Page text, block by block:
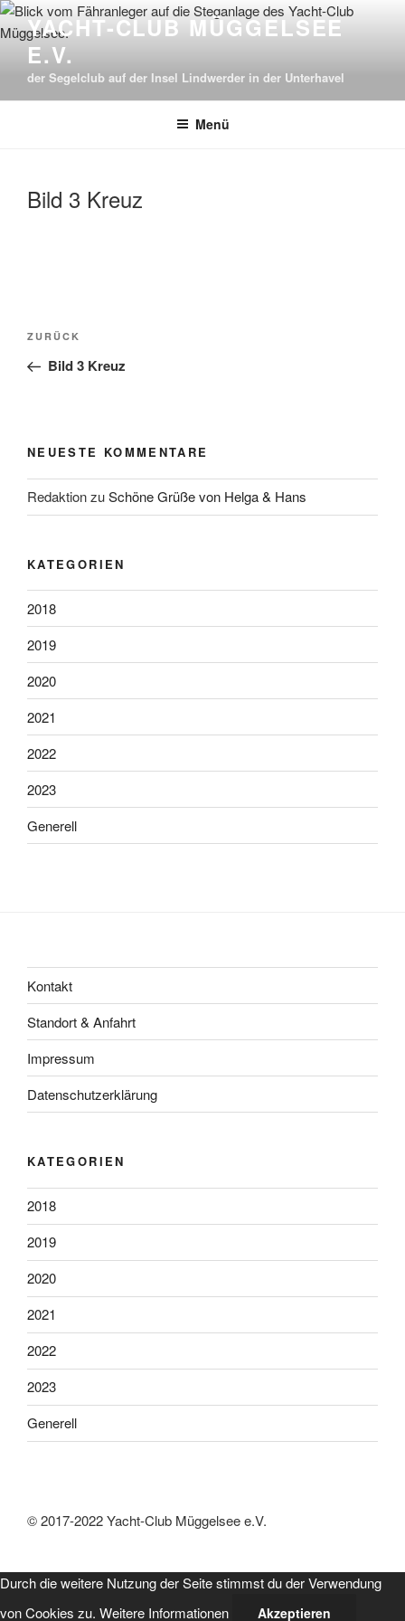
Zum
Inhalt
springen
YACHT-CLUB MÜGGELSEE
E.V.
der Segelclub auf der Insel Lindwerder in der Unterhavel
Menü
Bild 3 Kreuz
Beitragsnavigation
Vorheriger
Beitrag
ZURÜCK
Bild 3 Kreuz
NEUESTE KOMMENTARE
RedaktionzuSchöne Grüße von Helga & Hans
KATEGORIEN
2018
2019
2020
2021
2022
2023
Generell
Kontakt
Standort & Anfahrt
Impressum
Datenschutzerklärung
KATEGORIEN
2018
2019
2020
2021
2022
2023
Generell
© 2017-2022 Yacht-Club Müggelsee e.V.
Durch die weitere Nutzung der Seite stimmst du der Verwendung
von Cookies zu. Weitere Informationen Akzeptieren